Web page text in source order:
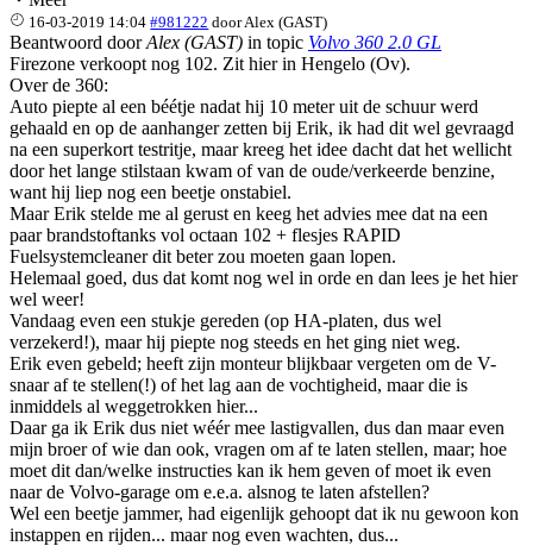
16-03-2019 14:04 #981222 doorAlex (GAST)
Beantwoord doorAlex (GAST) in topic Volvo 360 2.0 GL
Firezone verkoopt nog 102. Zit hier in Hengelo (Ov).
Over de 360:
Auto piepte al een béétje nadat hij 10 meter uit de schuur werd
gehaald en op de aanhanger zetten bij Erik, ik had dit wel gevraagd
na een superkort testritje, maar kreeg het idee dacht dat het wellicht
door het lange stilstaan kwam of van de oude/verkeerde benzine,
want hij liep nog een beetje onstabiel.
Maar Erik stelde me al gerust en keeg het advies mee dat na een
paar brandstoftanks vol octaan 102 + flesjes RAPID
Fuelsystemcleaner dit beter zou moeten gaan lopen.
Helemaal goed, dus dat komt nog wel in orde en dan lees je het hier
wel weer!
Vandaag even een stukje gereden (op HA-platen, dus wel
verzekerd!), maar hij piepte nog steeds en het ging niet weg.
Erik even gebeld; heeft zijn monteur blijkbaar vergeten om de V-
snaar af te stellen(!) of het lag aan de vochtigheid, maar die is
inmiddels al weggetrokken hier...
Daar ga ik Erik dus niet wéér mee lastigvallen, dus dan maar even
mijn broer of wie dan ook, vragen om af te laten stellen, maar; hoe
moet dit dan/welke instructies kan ik hem geven of moet ik even
naar de Volvo-garage om e.e.a. alsnog te laten afstellen?
Wel een beetje jammer, had eigenlijk gehoopt dat ik nu gewoon kon
instappen en rijden... maar nog even wachten, dus...